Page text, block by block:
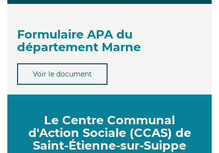
Formulaire APA du
département Marne
Voir le document
Le Centre Communal
d'Action Sociale (CCAS) de
Saint-Étienne-sur-Suippe